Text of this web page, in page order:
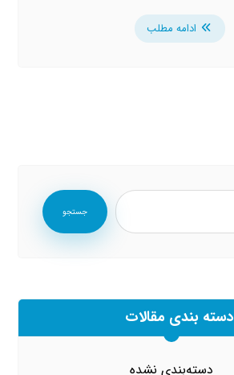
ادامه مطلب
جستجو
دسته بندی مقالات
دسته‌بندی نشده